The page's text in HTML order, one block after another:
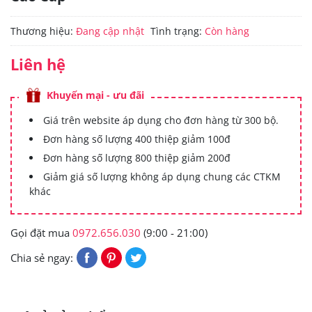
Thương hiệu: Đang cập nhật Tình trạng: Còn hàng
Liên hệ
Khuyến mại - ưu đãi
Giá trên website áp dụng cho đơn hàng từ 300 bộ.
Đơn hàng số lượng 400 thiệp giảm 100đ
Đơn hàng số lượng 800 thiệp giảm 200đ
Giảm giá số lượng không áp dụng chung các CTKM
khác
Gọi đặt mua 0972.656.030 (9:00 - 21:00)
Chia sẻ ngay: